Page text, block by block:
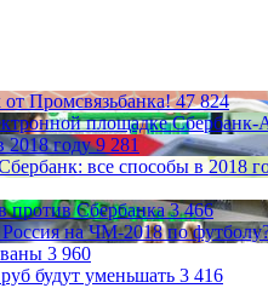
от Промсвязьбанка!47 824
площадке
2018 году9 281
все способы в 2018
против Сбербанка3 466
Россия на ЧМ-2018 по
3 960
будут уменьшать 3 416